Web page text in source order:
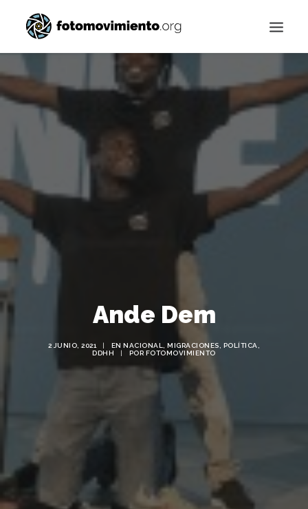
Buscar
Ande Dem
2 JUNIO, 2021 | ENNACIONAL ,MIGRACIONES POLÍTICA
DDHH
| POR FOTOMOVIMIENTO